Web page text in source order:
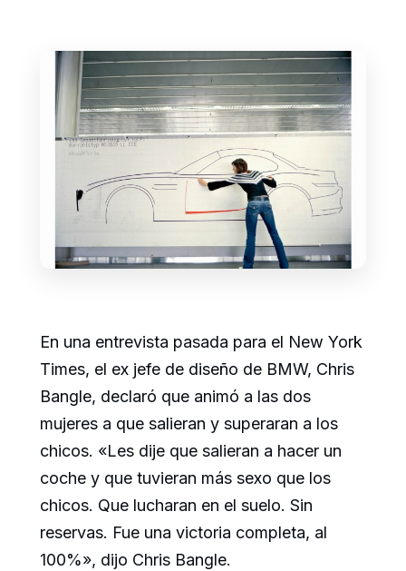
En una entrevista pasada para el New York
Times, el ex jefe de diseño de BMW, Chris
Bangle, declaró que animó a las dos
mujeres a que salieran y superaran a los
chicos. «Les dije que salieran a hacer un
coche y que tuvieran más sexo que los
chicos. Que lucharan en el suelo. Sin
reservas. Fue una victoria completa, al
100%», dijo Chris Bangle.